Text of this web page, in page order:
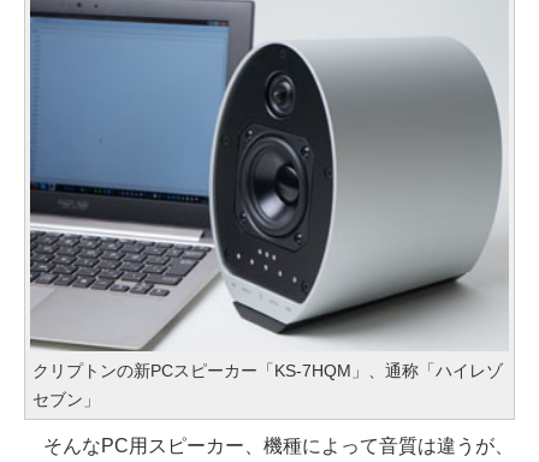
クリプトンの新PCスピーカー「KS-7HQM」、通称「ハイレゾ
セブン」
そんなPC用スピーカー、機種によって音質は違うが、